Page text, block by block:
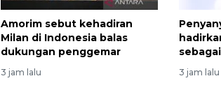
Amorim sebut kehadiran
Milan di Indonesia balas
dukungan penggemar
3 jam lalu 3 jam lalu